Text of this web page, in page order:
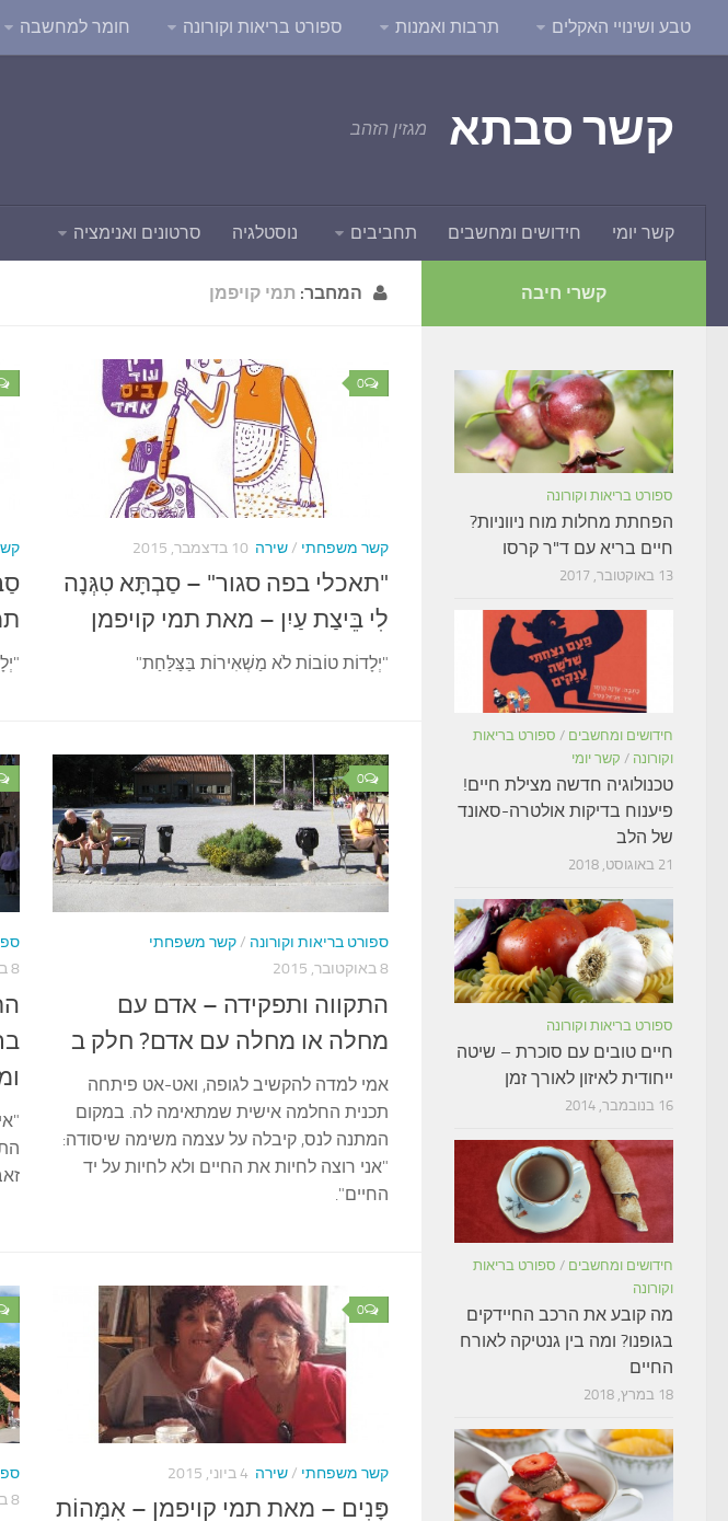
טבע ושינויי האקלים תרבות ואמנות ספורט בריאות וקורונה חומר למחשבה
קשר סבתא מגזין הזהב
קשר יומי חידושים ומחשבים תחביבים נוסטלגיה סרטונים ואנימציה
המחבר: תמי קויפמן
0
קשר משפחתי /שירה 10 בדצמבר, 2015
"תאכלי בפה סגור" – סַבְתָּא טִגְּנָה
לִי בֵּיצַת עַיִן – מאת תמי קויפמן
"יְלָדוֹת טוֹבוֹת לֹא מַשְׁאִירוֹת בַּצַּלַּחַת"
8 באוקטובר, 2015
0
ספורט בריאות וקורונה /קשר משפחתי
8 באוקטובר, 2015
התקווה ותפקידה – אדם עם
מחלה או מחלה עם אדם? חלק ב
אמי למדה להקשיב לגופה, ואט-אט פיתחה
תכנית החלמה אישית שמתאימה לה. במקום
המתנה לנס, קיבלה על עצמה משימה שיסודה:
"אני רוצה לחיות את החיים ולא לחיות על יד
החיים".
8 באוקטובר, 2015
0
קשר משפחתי /שירה 4 ביוני, 2015
פָּנִים – מאת תמי קויפמן – אִמָּהוֹת
קשרי חיבה
ספורט בריאות וקורונה
הפחתת מחלות מוח ניווניות?
חיים בריא עם ד"ר קרסו
13 באוקטובר, 2017
חידושים ומחשבים / ספורט בריאות
וקורונה / קשר יומי
טכנולוגיה חדשה מצילת חיים!
פיענוח בדיקות אולטרה-סאונד
של הלב
21 באוגוסט, 2018
ספורט בריאות וקורונה
חיים טובים עם סוכרת – שיטה
ייחודית לאיזון לאורך זמן
16 בנובמבר, 2014
חידושים ומחשבים / ספורט בריאות
וקורונה
מה קובע את הרכב החיידקים
בגופנו? ומה בין גנטיקה לאורח
החיים
18 במרץ, 2018